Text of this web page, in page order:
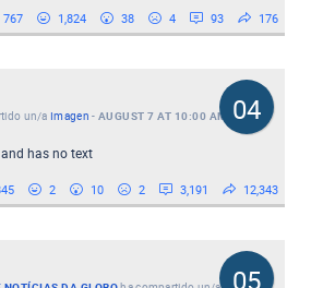
767 1,824 38 4 93 176
04
un/a Imagen - AUGUST 7 AT 10:00 AM
has no text
2 10 2 3,191 12,343
05